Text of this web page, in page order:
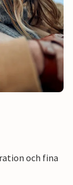
och fina